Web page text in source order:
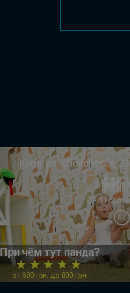
Киев, ул. Оболонская, 21
2 - 4 игрока
8+
При чём тут панда?
★ ★ ★ ★ ★
от 600 грн. до 800 грн.